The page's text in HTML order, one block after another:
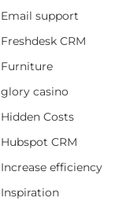
Email support
Freshdesk CRM
Furniture
glory casino
Hidden Costs
Hubspot CRM
Increase efficiency
Inspiration